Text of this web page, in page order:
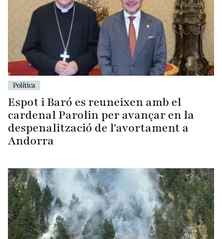
Política
Espot i Baró es reuneixen amb el
cardenal Parolin per avançar en la
despenalització de l'avortament a
Andorra